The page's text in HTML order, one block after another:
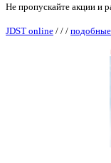
Не пропускайте акции и
JDST online / / /